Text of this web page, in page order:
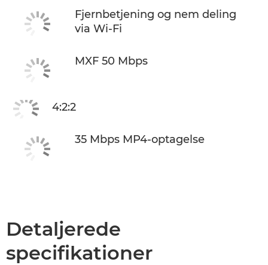
Fjernbetjening og nem deling
via Wi-Fi
MXF 50 Mbps
4:2:2
35 Mbps MP4-optagelse
Detaljerede
specifikationer